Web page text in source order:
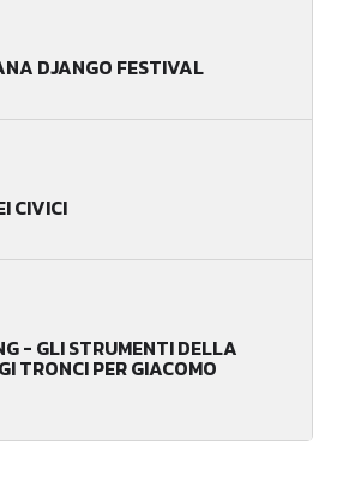
DJANGO FESTIVAL
CIVICI
- GLI STRUMENTI DELLA
TRONCI PER GIACOMO